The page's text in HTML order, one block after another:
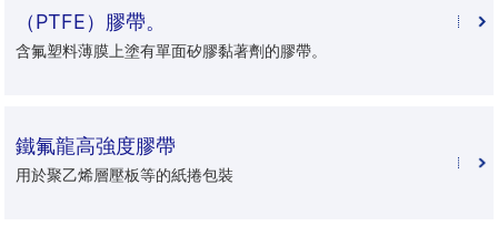
（PTFE）膠帶。
含氟塑料薄膜上塗有單面矽膠黏著劑的膠帶。
鐵氟龍高強度膠帶
用於聚乙烯層壓板等的紙捲包裝